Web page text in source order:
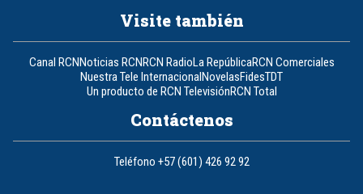
Visite también
Canal RCNNoticias RCNRCN RadioLa RepúblicaRCN Comerciales
Nuestra Tele InternacionalNovelasFidesTDT
Un producto de RCN TelevisiónRCN Total
Contáctenos
Teléfono +57 (601) 426 92 92